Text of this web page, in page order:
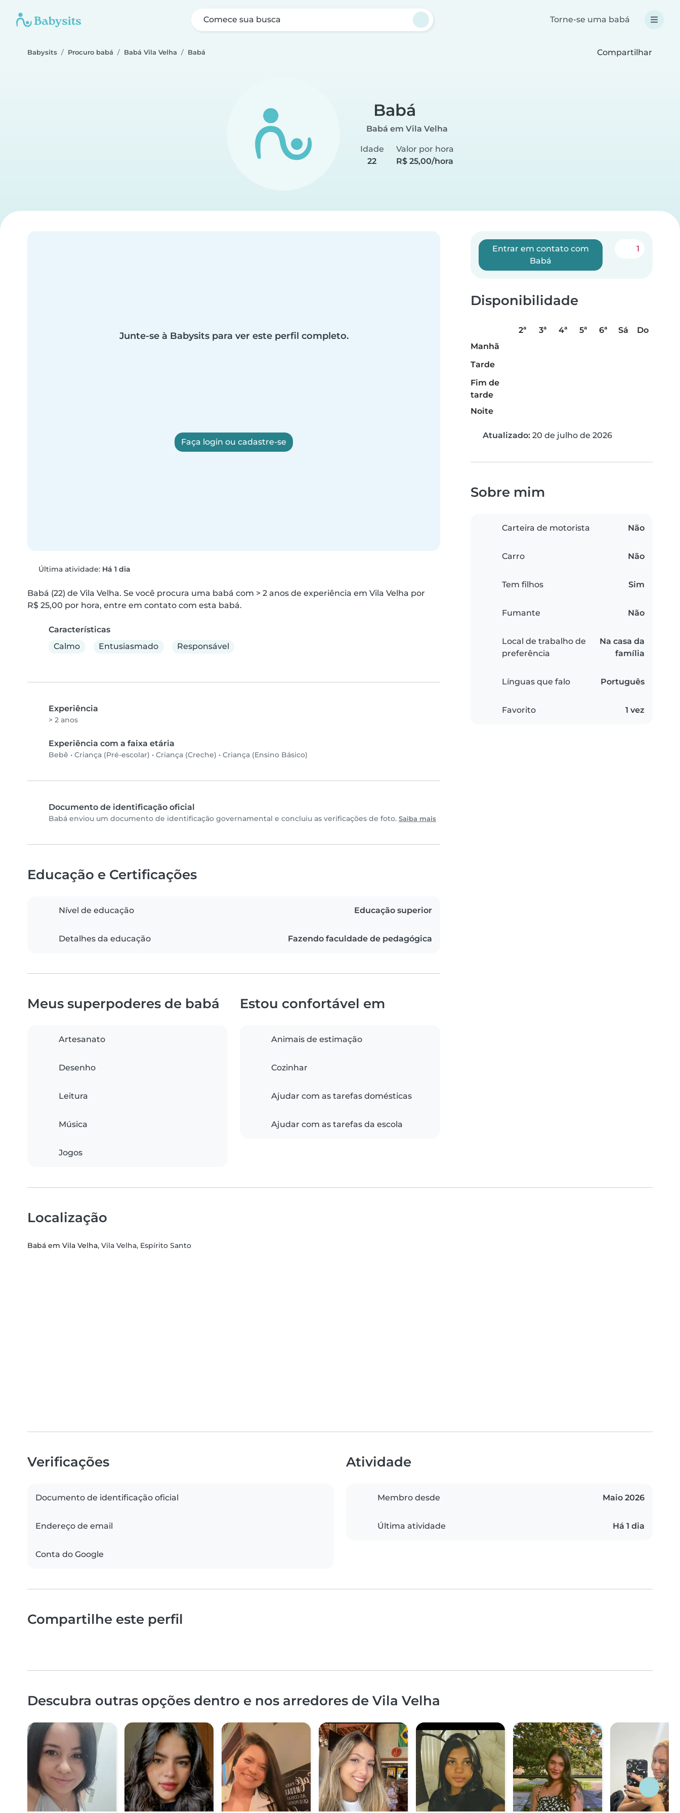
Comece sua busca Torne-se uma babá
Babysits Procuro babá Babá Vila Velha Babá Compartilhar
Babá
Babá em Vila Velha
Idade
22
Valor por hora
R$ 25,00/hora
Junte-se à Babysits para ver este perfil completo.
Faça login ou cadastre-se
Última atividade: Há 1 dia
Babá (22) de Vila Velha. Se você procura uma babá com > 2 anos de experiência em Vila Velha por
R$ 25,00 por hora, entre em contato com esta babá.
Características
Calmo
Entusiasmado Responsável
Experiência
> 2 anos
Experiência com a faixa etária
Bebê • Criança (Pré-escolar) • Criança (Creche) • Criança (Ensino Básico)
Documento de identificação oficial
Babá enviou um documento de identificação governamental e concluiu as verificações de foto. Saiba mais
Entrar em contato com
Babá
1
Disponibilidade
2ª 3ª 4ª 5ª 6ª Sá
Do
Manhã
Tarde
Fim de
tarde
Noite
Atualizado: 20 de julho de 2026
Sobre mim
Carteira de motorista Não
Carro Não
Tem filhos Sim
Fumante Não
Local de trabalho de
preferência
Na casa da
família
Línguas que falo Português
Favorito 1 vez
Educação e Certificações
Nível de educação Educação superior
Detalhes da educação Fazendo faculdade de pedagógica
Meus superpoderes de babá
Artesanato
Desenho
Leitura
Música
Jogos
Estou confortável em
Animais de estimação
Cozinhar
Ajudar com as tarefas domésticas
Ajudar com as tarefas da escola
Localização
Babá em Vila Velha, Vila Velha, Espírito Santo
Verificações
Documento de identificação oficial
Endereço de email
Conta do Google
Atividade
Membro desde Maio 2026
Última atividade Há 1 dia
Compartilhe este perfil
Descubra outras opções dentro e nos arredores de Vila Velha